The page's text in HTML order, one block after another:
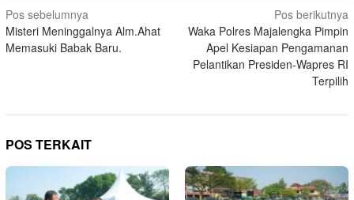
Navigasi
pos
Pos sebelumnya
Misteri Meninggalnya Alm.Ahat
Memasuki Babak Baru.
Pos berikutnya
Waka Polres Majalengka Pimpin
Apel Kesiapan Pengamanan
Pelantikan Presiden-Wapres RI
Terpilih
POS TERKAIT